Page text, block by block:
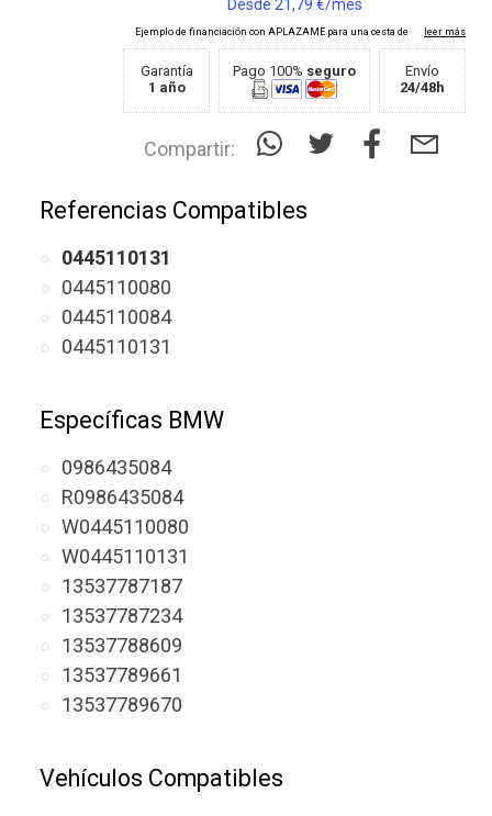
Garantía
1 año
Pago 100% seguro
Envío
24/48h
Compartir:
Referencias Compatibles
0445110131
0445110080
0445110084
0445110131
Específicas BMW
0986435084
R0986435084
W0445110080
W0445110131
13537787187
13537787234
13537788609
13537789661
13537789670
Vehículos Compatibles